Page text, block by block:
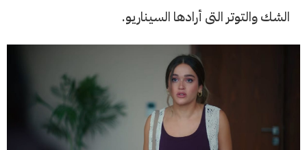
الشك والتوتر التى أرادها السيناريو.